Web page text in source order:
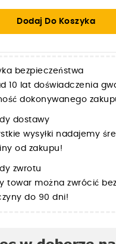
Dodaj Do Koszyka
bezpieczeństwa
10 lat doświadczenia
dokonywanego
dostawy
wysyłki nadajemy
od zakupu!
zwrotu
towar można zwrócić
do 90 dni!